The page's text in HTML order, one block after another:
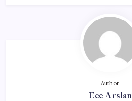
Author
Ece Arslan